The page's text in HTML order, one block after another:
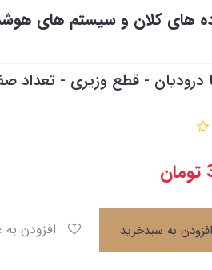
های کلان و سیستم های
تومان